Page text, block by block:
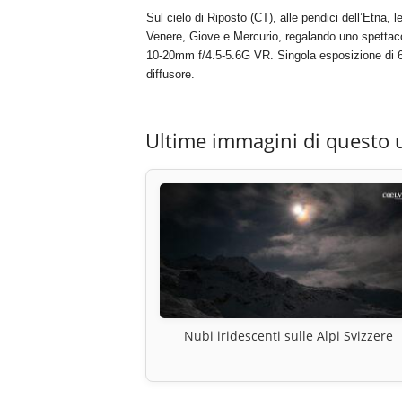
Sul cielo di Riposto (CT), alle pendici dell’Etna,
Venere, Giove e Mercurio, regalando uno
10-20mm f/4.5-5.6G VR. Singola esposizione
diffusore.
Ultime immagini di questo
Nubi iridescenti sulle Alpi Svizzere